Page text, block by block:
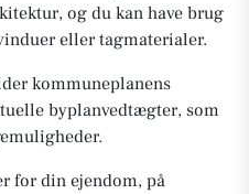
og du kan have brug
eller tagmaterialer.
kommuneplanens
byplanvedtægter, som
for din ejendom, på